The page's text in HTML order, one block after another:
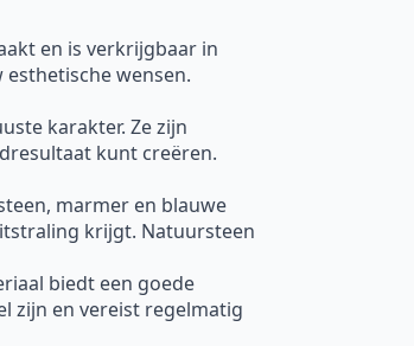
en is verkrijgbaar in
wensen.
karakter. Ze zijn
kunt creëren.
marmer en blauwe
krijgt. Natuursteen
biedt een goede
zijn en vereist regelmatig